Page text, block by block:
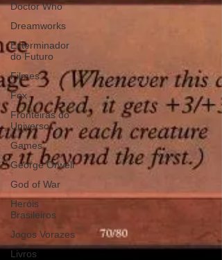
Doctor Who
Dreamworks
Exterminador
do Futuro
Filmes
Fox
Fronteiras do
Universo
Games
George Orwell
God of War
Heróis
Brasileiros
Jogos Vorazes
Livros